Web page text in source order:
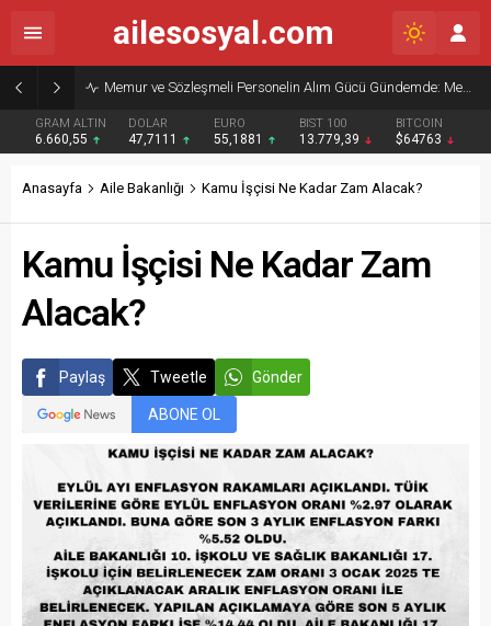
Memur ve Sözleşmeli Personelin Alım Gücü Gündemde: Memur-Sen’den Reform Çağrısı
GRAM ALTIN
6.660,55
DOLAR
47,7111
EURO
55,1881
BIST 100
13.779,39
BITCOIN
$64763
ailesosyal.com
Anasayfa Aile Bakanlığı Kamu İşçisi Ne Kadar Zam Alacak?
Kamu İşçisi Ne Kadar Zam
Alacak?
Paylaş Tweetle Gönder
ABONE OL